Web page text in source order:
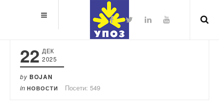
22 ДЕК
2025
by BOJAN
in НОВОСТИ Посети: 549